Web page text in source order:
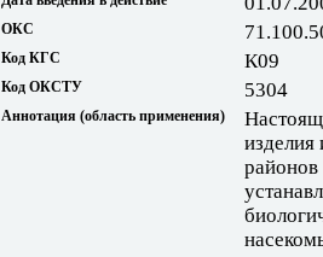
ОКС
Код КГС К09
Код ОКСТУ 5304
Аннотация (область применения)
изделия